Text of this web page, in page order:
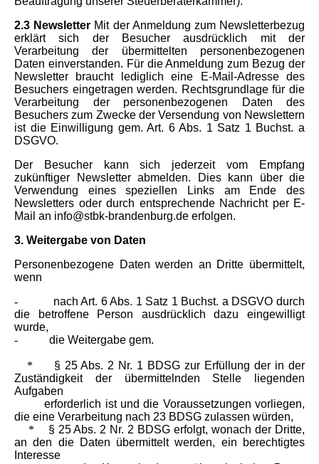
2.3 Newsletter Mit der Anmeldung zum Newsletterbezug
erklärt sich der Besucher ausdrücklich mit der
Verarbeitung der übermittelten personenbezogenen
Daten einverstanden. Für die Anmeldung zum Bezug der
Newsletter braucht lediglich eine E-Mail-Adresse des
Besuchers eingetragen werden. Rechtsgrundlage für die
Verarbeitung der personenbezogenen Daten des
Besuchers zum Zwecke der Versendung von Newslettern
ist die Einwilligung gem. Art. 6 Abs. 1 Satz 1 Buchst. a
DSGVO.
Der Besucher kann sich jederzeit vom Empfang
zukünftiger Newsletter abmelden. Dies kann über die
Verwendung eines speziellen Links am Ende des
Newsletters oder durch entsprechende Nachricht per E-
Mail an info@stbk-brandenburg.de erfolgen.
3. Weitergabe von Daten
Personenbezogene Daten werden an Dritte übermittelt,
wenn
- nach Art. 6 Abs. 1 Satz 1 Buchst. a DSGVO durch
die betroffene Person ausdrücklich dazu eingewilligt
wurde,
- die Weitergabe gem.
* § 25 Abs. 2 Nr. 1 BDSG zur Erfüllung der in der
Zuständigkeit der übermittelnden Stelle liegenden
Aufgaben
erforderlich ist und die Voraussetzungen vorliegen,
die eine Verarbeitung nach 23 BDSG zulassen würden,
*
§ 25 Abs. 2 Nr. 2 BDSG erfolgt, wonach der Dritte,
an den die Daten übermittelt werden, ein berechtigtes
Interesse